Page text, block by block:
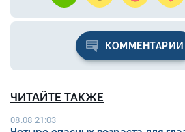
КОММЕНТАРИИ
ЧИТАЙТЕ ТАКЖЕ
08.08 21:03